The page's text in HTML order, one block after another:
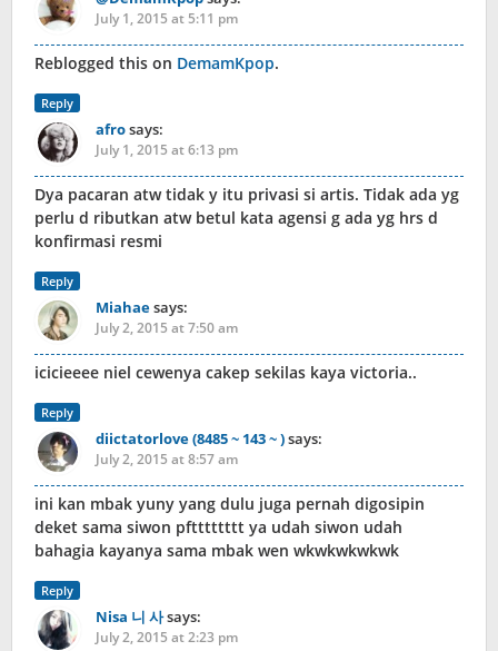
July 1, 2015 at 5:11 pm
Reblogged this on DemamKpop.
Reply
afrosays:
July 1, 2015 at 6:13 pm
Dya pacaran atw tidak y itu privasi si artis. Tidak ada yg
perlu d ributkan atw betul kata agensi g ada yg hrs d
konfirmasi resmi
Reply
Miahaesays:
July 2, 2015 at 7:50 am
icicieeee niel cewenya cakep sekilas kaya victoria..
Reply
diictatorlove (8485 ~ 143 ~ )says:
July 2, 2015 at 8:57 am
ini kan mbak yuny yang dulu juga pernah digosipin
deket sama siwon pftttttttt ya udah siwon udah
bahagia kayanya sama mbak wen wkwkwkwkwk
Reply
Nisa 니 사says:
July 2, 2015 at 2:23 pm